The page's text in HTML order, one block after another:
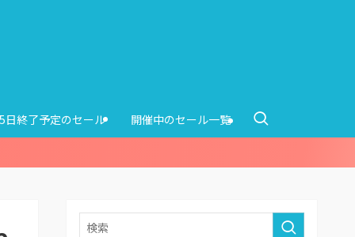
終了予定のセール 開催中のセール一覧